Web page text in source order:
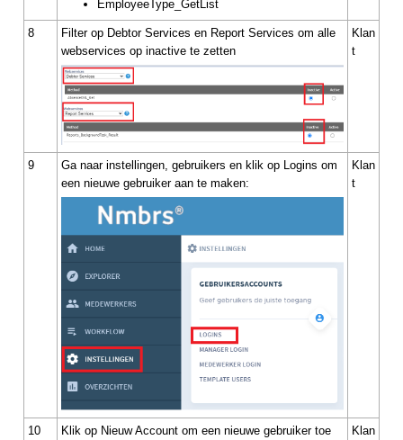
EmployeeType_GetList
8
Filter op Debtor Services en Report Services om alle
webservices op inactive te zetten
Klan
t
9
Ga naar instellingen, gebruikers en klik op Logins om
een nieuwe gebruiker aan te maken:
Klan
t
10
Klik op Nieuw Account om een nieuwe gebruiker toe
Klan